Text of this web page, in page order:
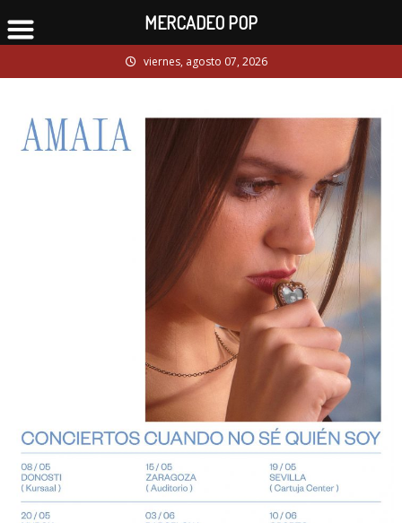
to
viernes, agosto 07, 2026
MERCADEO POP